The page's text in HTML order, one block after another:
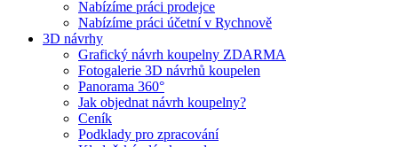
Nabízíme práci prodejce
Nabízíme práci účetní v Rychnově
3D návrhy
Grafický návrh koupelny ZDARMA
Fotogalerie 3D návrhů koupelen
Panorama 360°
Jak objednat návrh koupelny?
Ceník
Podklady pro zpracování